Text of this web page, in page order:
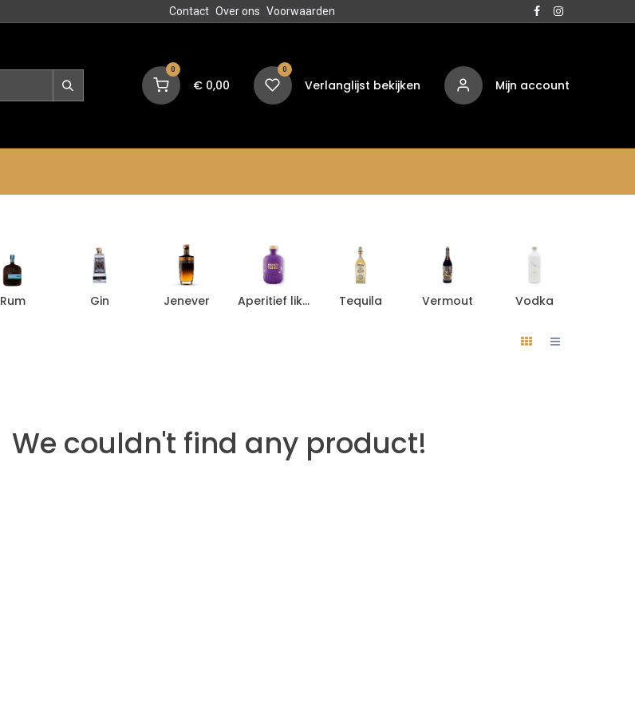
Contact Over ons Voorwaarden
0
€ 0,00
0
Verlanglijst bekijken Mijn account
Rum Gin Jenever Aperitief likeur Tequila Vermout Vodka
We couldn't find any product!